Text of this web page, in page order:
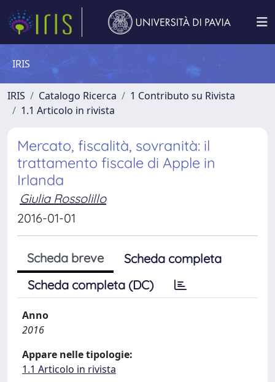
IRIS
IRIS Catalogo Ricerca
1 Contributo su Rivista
1.1 Articolo in rivista
Mercato, fiscalità, sovranità: il
trattamento fiscale di Apple in
Irlanda
Giulia Rossolillo
2016-01-01
Scheda breve
Scheda completa
Scheda completa (DC)
Anno
2016
Appare nelle tipologie:
1.1 Articolo in rivista